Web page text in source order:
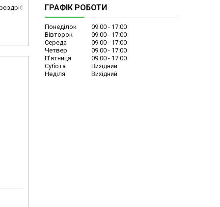
ГРАФІК РОБОТИ
Понеділок 09:00
17:00
Вівторок
09:00
17:00
Середа
09:00
17:00
Четвер
09:00
17:00
Пʼятниця
09:00
17:00
Субота
Вихідний
Неділя
Вихідний